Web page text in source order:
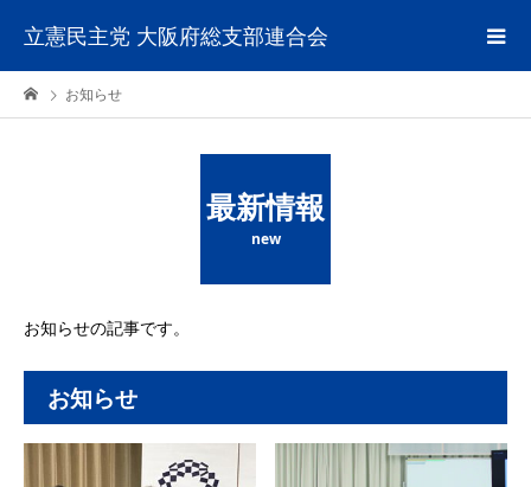
立憲民主党 大阪府総支部連合会
お知らせ
最新情報
new
お知らせの記事です。
お知らせ